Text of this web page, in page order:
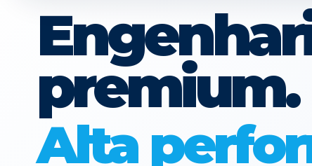
premium.
Alta